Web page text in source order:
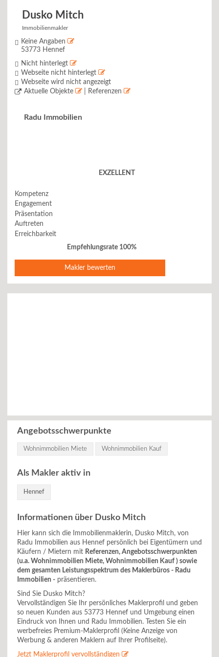
Dusko Mitch
Immobilienmakler
Keine Angaben
53773 Hennef
Nicht hinterlegt
Webseite nicht hinterlegt
Webseite wird nicht angezeigt
Aktuelle Objekte
| Referenzen
Radu Immobilien
EXZELLENT
Kompetenz
Engagement
Präsentation
Auftreten
Erreichbarkeit
Empfehlungsrate 100%
Makler bewerten
Angebotsschwerpunkte
Wohnimmobilien Miete Wohnimmobilien Kauf
Als Makler aktiv in
Hennef
Informationen über Dusko Mitch
Hier kann sich die Immobilienmaklerin, Dusko Mitch, von
Radu Immobilien aus Hennef persönlich bei Eigentümern und
Käufern / Mietern mit Referenzen, Angebotsschwerpunkten
(u.a. Wohnimmobilien Miete, Wohnimmobilien Kauf ) sowie
dem gesamten Leistungsspektrum des Maklerbüros - Radu
Immobilien - präsentieren.
Sind Sie Dusko Mitch?
Vervollständigen Sie Ihr persönliches Maklerprofil und geben
so neuen Kunden aus 53773 Hennef und Umgebung einen
Eindruck von Ihnen und Radu Immobilien. Testen Sie ein
werbefreies Premium-Maklerprofil (Keine Anzeige von
Werbung & anderen Maklern auf Ihrer Profilseite).
Jetzt Maklerprofil vervollständigen